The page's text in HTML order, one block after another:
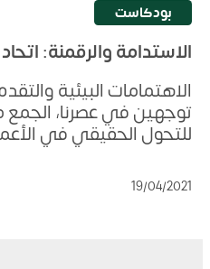
بودكاست
الاستدامة والرقمنة:
الاهتمامات البيئية
توجهين في عصرنا، الجمع
للتحول الحقيقي في
19/04/2021